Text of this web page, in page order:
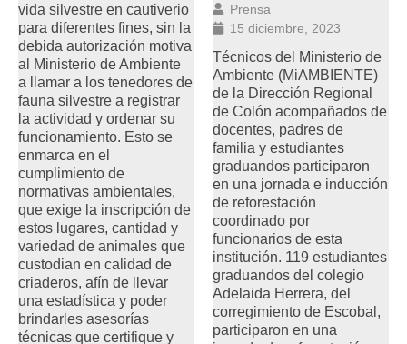
vida silvestre en cautiverio
para diferentes fines, sin la
debida autorización motiva
al Ministerio de Ambiente
a llamar a los tenedores de
fauna silvestre a registrar
la actividad y ordenar su
funcionamiento. Esto se
enmarca en el
cumplimiento de
normativas ambientales,
que exige la inscripción de
estos lugares, cantidad y
variedad de animales que
custodian en calidad de
criaderos, afín de llevar
una estadística y poder
brindarles asesorías
técnicas que certifique y
Prensa
15 diciembre, 2023
Técnicos del Ministerio de
Ambiente (MiAMBIENTE)
de la Dirección Regional
de Colón acompañados de
docentes, padres de
familia y estudiantes
graduandos participaron
en una jornada e inducción
de reforestación
coordinado por
funcionarios de esta
institución. 119 estudiantes
graduandos del colegio
Adelaida Herrera, del
corregimiento de Escobal,
participaron en una